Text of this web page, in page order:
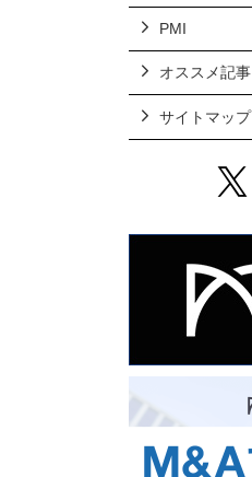
PMI
オススメ記事
サイトマップ